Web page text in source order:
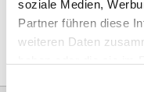
soziale Medien,
Partner führen diese
weiteren Daten
Einwilligungsauswahl
Impressum